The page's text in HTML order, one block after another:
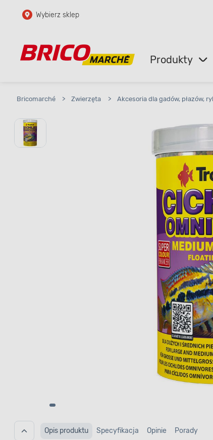
Przejdź do głównej zawartości
Przejdź do wyszukiwarki
Wybierz sklep
Produkty
Bricomarché > Zwierzęta > Akcesoria dla gadów, płazów,
Opis produktu Specyfikacja Opinie Porady